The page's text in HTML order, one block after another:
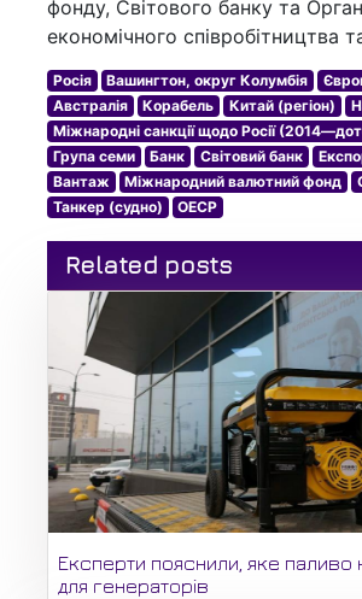
фонду, Світового банку та
економічного співробітництва
Росія Вашингтон, округ Колумбія
Австралія
Корабель Китай (регіон)
Міжнародні санкції щодо Росії
Група семи
Банк Світовий банк
Вантаж
Міжнародний валютний фонд
Танкер (судно)
ОЕСР
Related posts
Експерти пояснили, яке паливо
для генераторів